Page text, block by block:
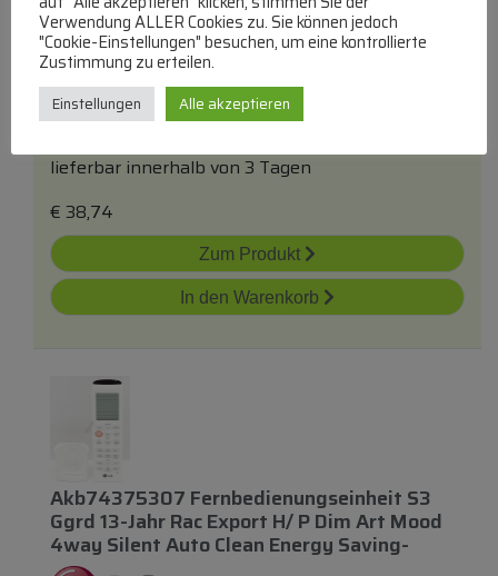
Rg10a22/ Bgef 17317000012848
Fernbedienung
lieferbar innerhalb von 3 Tagen
€ 38,74
Zum Produkt
In den Warenkorb
Akb74375307 Fernbedienungseinheit S3
Ggrd 13-Jahr Rac Export H/ P Dim Art Mood
4way Silent Auto Clean Energy Saving-
Verwendung ALLER Cookies zu. Sie können jedoch
"Cookie-Einstellungen" besuchen, um eine kontrollierte
Zustimmung zu erteilen.
Einstellungen Alle akzeptieren